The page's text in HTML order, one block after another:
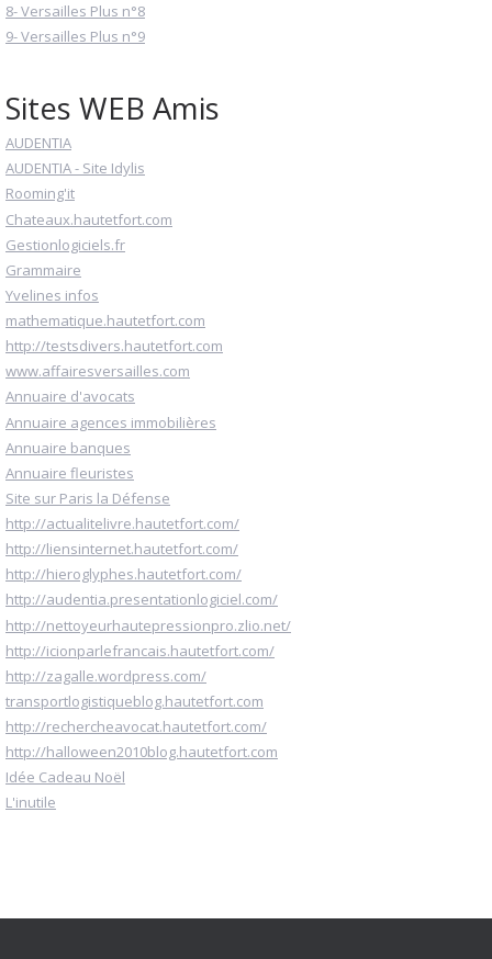
8- Versailles Plus n°8
9- Versailles Plus n°9
Sites WEB Amis
AUDENTIA
AUDENTIA - Site Idylis
Rooming'it
Chateaux.hautetfort.com
Gestionlogiciels.fr
Grammaire
Yvelines infos
mathematique.hautetfort.com
http://testsdivers.hautetfort.com
www.affairesversailles.com
Annuaire d'avocats
Annuaire agences immobilières
Annuaire banques
Annuaire fleuristes
Site sur Paris la Défense
http://actualitelivre.hautetfort.com/
http://liensinternet.hautetfort.com/
http://hieroglyphes.hautetfort.com/
http://audentia.presentationlogiciel.com/
http://nettoyeurhautepressionpro.zlio.net/
http://icionparlefrancais.hautetfort.com/
http://zagalle.wordpress.com/
transportlogistiqueblog.hautetfort.com
http://rechercheavocat.hautetfort.com/
http://halloween2010blog.hautetfort.com
Idée Cadeau Noël
L'inutile